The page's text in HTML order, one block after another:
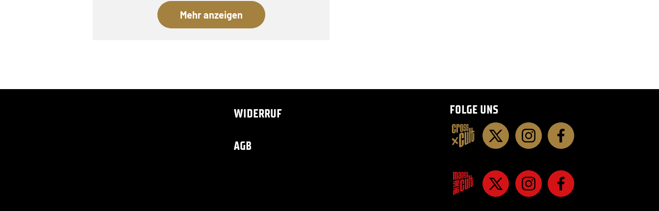
Mehr anzeigen
WIDERRUF
AGB
FOLGE UNS